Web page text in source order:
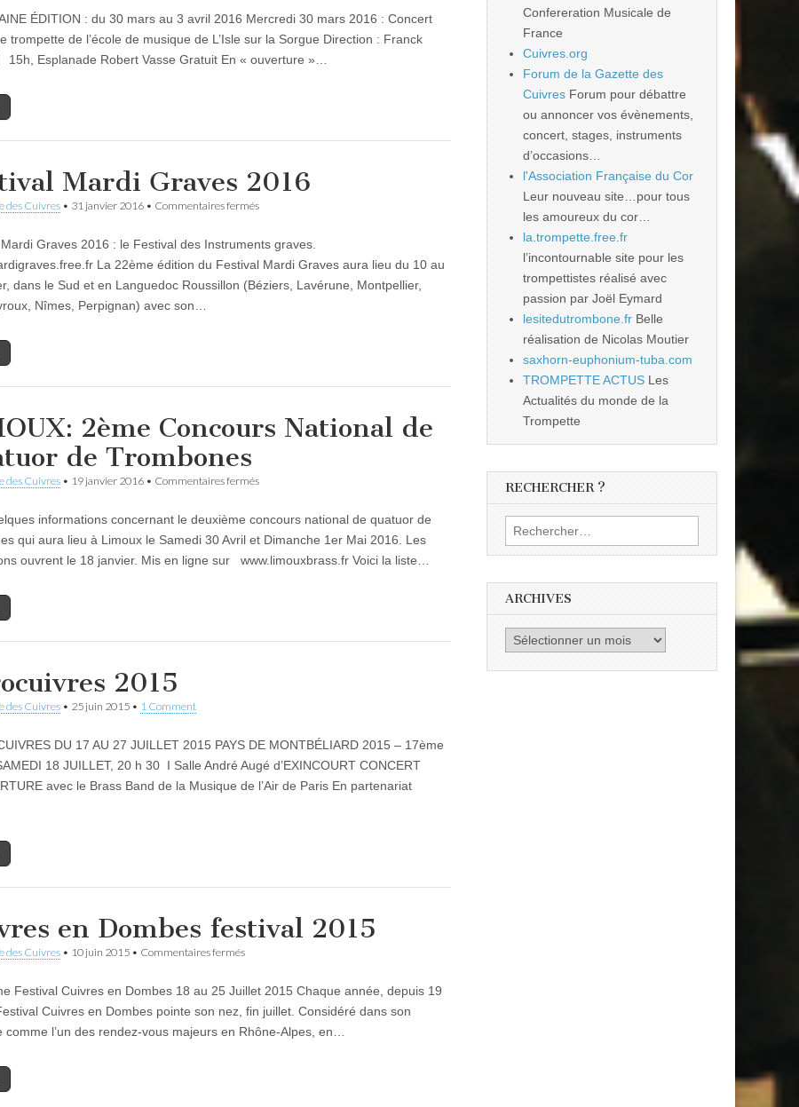
cuivres
2016
L’Isle
ÉDITION : du 30 mars au 3 avril 2016 Mercredi 30 mars 2016 : Concert
trompette de l’école de musique de L’Isle sur la Sorgue Direction : Franck
Esplanade Robert Vasse Gratuit En « ouverture »…
Mardi Graves 2016
des Cuivres • 31 janvier 2016 • Commentaires ferméssur
Graves
2016
Graves 2016 : le Festival des Instruments graves.
La 22ème édition du Festival Mardi Graves aura lieu du 10 au
dans le Sud et en Languedoc Roussillon (Béziers, Lavérune, Montpellier,
Nîmes, Perpignan) avec son…
2ème Concours National de
de Trombones
des Cuivres • 19 janvier 2016 • Commentaires ferméssur
Concours
National
Quatuor
informations concernant le deuxième concours national de quatuor de
qui aura lieu à Limoux le Samedi 30 Avril et Dimanche 1er Mai 2016. Les
ouvrent le 18 janvier. Mis en ligne sur www.limouxbrass.fr Voici la liste…
2015
des Cuivres • 25 juin 2015 • 1 Comment
DU 17 AU 27 JUILLET 2015 PAYS DE MONTBÉLIARD 2015 – 17ème
18 JUILLET, 20 h 30 I Salle André Augé d’EXINCOURT CONCERT
avec le Brass Band de la Musique de l’Air de Paris En partenariat
en Dombes festival 2015
des Cuivres • 10 juin 2015 • Commentaires ferméssur
Dombes
festival
2015
Festival Cuivres en Dombes 18 au 25 Juillet 2015 Chaque année, depuis 19
Cuivres en Dombes pointe son nez, fin juillet. Considéré dans son
comme l’un des rendez-vous majeurs en Rhône-Alpes, en…
Confereration Musicale de
France
Cuivres.org
Forum de la Gazette des
Cuivres Forum pour débattre
ou annoncer vos évènements,
concert, stages, instruments
d’occasions…
l'Association Française du Cor
Leur nouveau site…pour tous
les amoureux du cor…
la.trompette.free.fr
l’incontournable site pour les
trompettistes réalisé avec
passion par Joël Eymard
lesitedutrombone.fr Belle
réalisation de Nicolas Moutier
saxhorn-euphonium-tuba.com
TROMPETTE ACTUS Les
Actualités du monde de la
Trompette
RECHERCHER ?
Rechercher :
ARCHIVES
Archives